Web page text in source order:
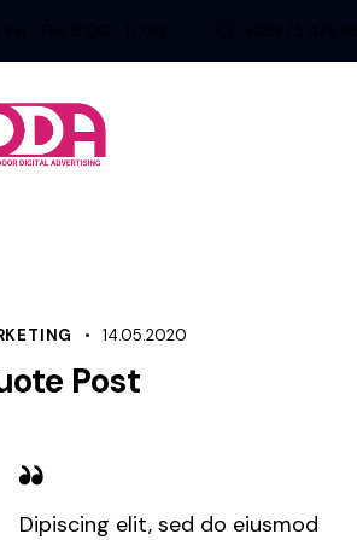
14.05.2020
Post
Dipiscing elit, sed do eiusmod